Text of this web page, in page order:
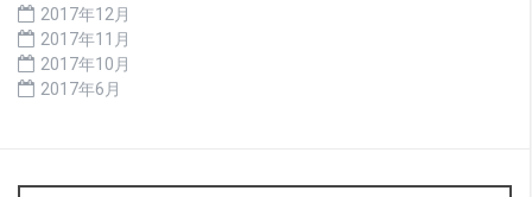
2017年12月
2017年11月
2017年10月
2017年6月